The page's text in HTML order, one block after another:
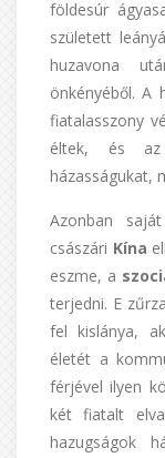
földesúr
született
huzavona
önkényéből. A
fiatalasszony
éltek, és az
házasságukat,
Azonban
császári Kína
eszme, a
terjedni. E
fel kislánya,
életét a
férjével ilyen
két fiatalt
hazugságok